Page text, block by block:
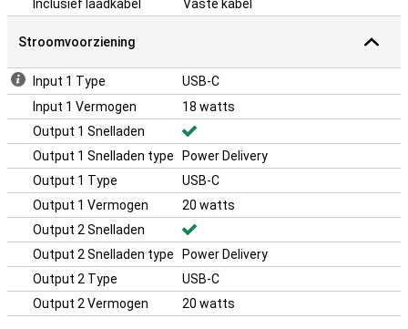
Inclusief laadkabel Vaste kabel
Stroomvoorziening
Input 1 Type
USB-C
Input 1 Vermogen
18 watts
Output 1 Snelladen
Output 1 Snelladen type
Power Delivery
Output 1 Type
USB-C
Output 1 Vermogen
20 watts
Output 2 Snelladen
Output 2 Snelladen type
Power Delivery
Output 2 Type
USB-C
Output 2 Vermogen
20 watts